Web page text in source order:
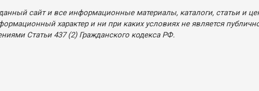
сайт и все информационные материалы, каталоги, статьи и
характер и ни при каких условиях не является
Статьи 437 (2) Гражданского кодекса РФ.